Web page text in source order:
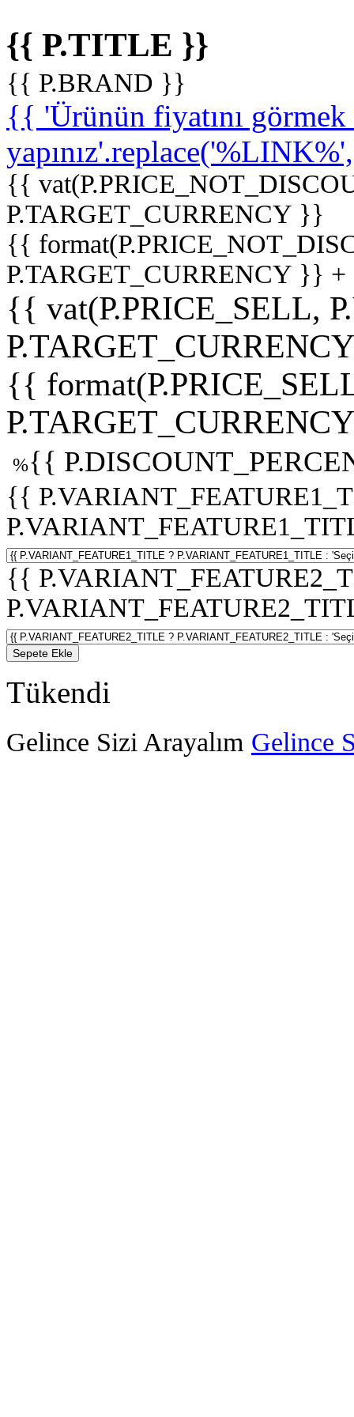
{{ P.TITLE }}
{{ P.BRAND }}
{{ 'Ürünün fiyatını
{{
P.TARGET_CURRENCY }}
{{
P.TARGET_CURRENCY }}
{{ vat(P.PRICE_SELL,
{{
%{{
{{
{{
Sepete Ekle
Tükendi
Gelince Sizi Arayalım Gelince